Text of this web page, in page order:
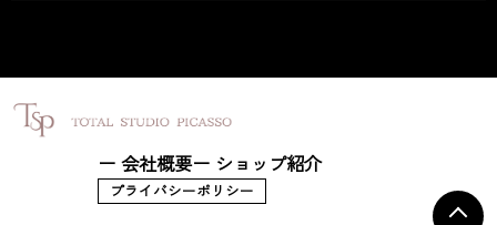
ー 会社概要ー ショップ紹介
プライバシーポリシー